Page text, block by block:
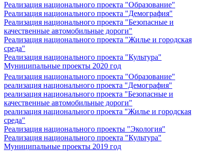
Реализация национального проекта "Образование"
Реализация национального проекта "Демография"
Реализация национального проекта "Безопасные и
качественные автомобильные дороги"
Реализация национального проекта "Жилье и городская
среда"
Реализация национального проекта "Культура"
Муниципальные проекты 2020 год
Реализация национального проекта "Образование"
реализация национального проекта "Демография"
реализация национального проекта "Безопасные и
качественные автомобильные дороги"
реализация национального проекта "Жилье и городская
среда"
Реализация национального проекты "Экология"
Реализация национального проекта "Культура"
Муниципальные проекты 2019 год